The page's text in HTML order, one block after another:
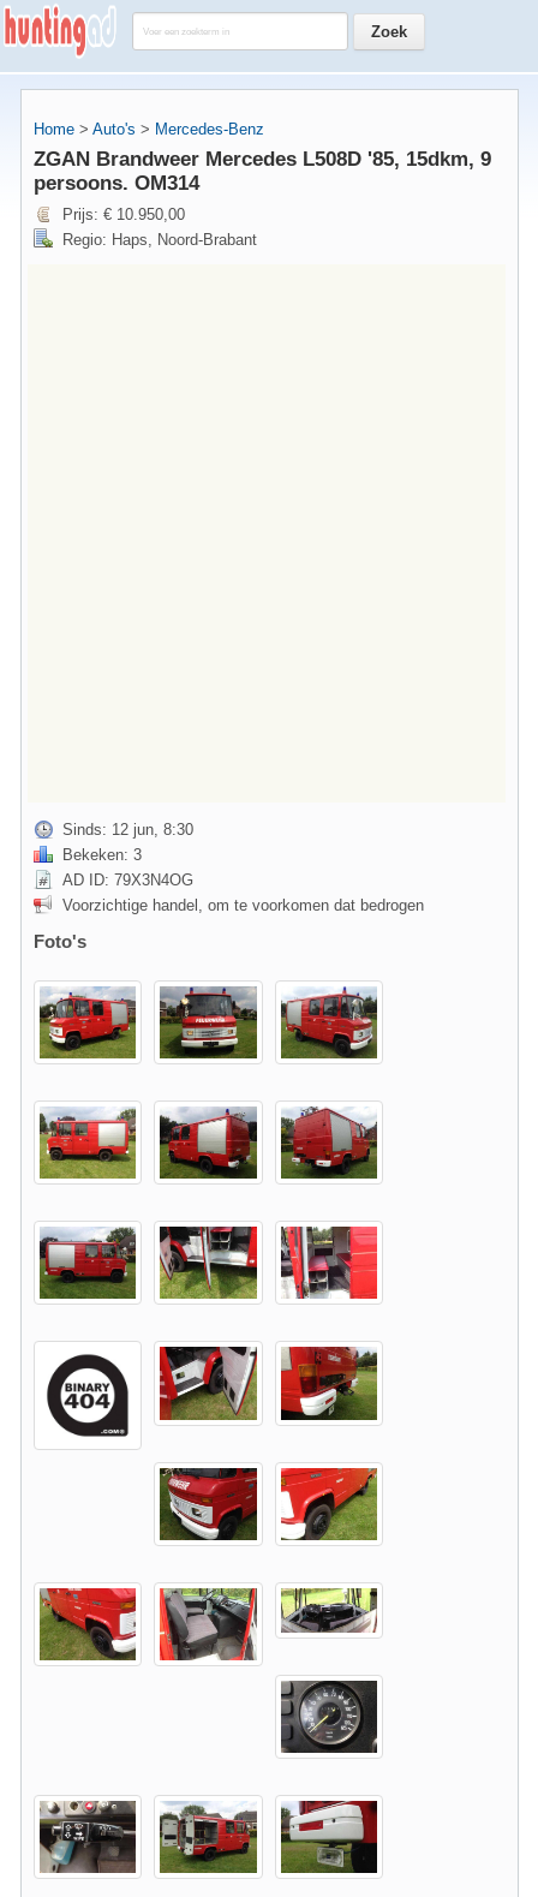
Home > Auto's > Mercedes-Benz
ZGAN Brandweer Mercedes L508D '85, 15dkm, 9
persoons. OM314
Prijs: € 10.950,00
Regio: Haps, Noord-Brabant
Sinds: 12 jun, 8:30
Bekeken: 3
AD ID: 79X3N4OG
Voorzichtige handel, om te voorkomen dat bedrogen
Foto's